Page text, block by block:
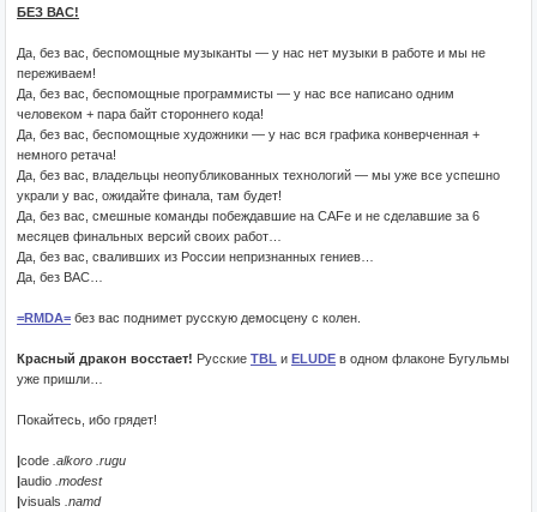
БЕЗ ВАС!
Да, без вас, беспомощные музыканты — у нас нет музыки в работе и мы не
переживаем!
Да, без вас, беспомощные программисты — у нас все написано одним
человеком + пара байт стороннего кода!
Да, без вас, беспомощные художники — у нас вся графика конверченная +
немного ретача!
Да, без вас, владельцы неопубликованных технологий — мы уже все успешно
украли у вас, ожидайте финала, там будет!
Да, без вас, смешные команды побеждавшие на CAFe и не сделавшие за 6
месяцев финальных версий своих работ…
Да, без вас, сваливших из России непризнанных гениев…
Да, без ВАС…
=RMDA= без вас поднимет русскую демосцену с колен.
Красный дракон восстает! Русские TBL и ELUDE в одном флаконе Бугульмы
уже пришли…
Покайтесь, ибо грядет!
|сode .alkoro .rugu
|audio .modest
|visuals .namd